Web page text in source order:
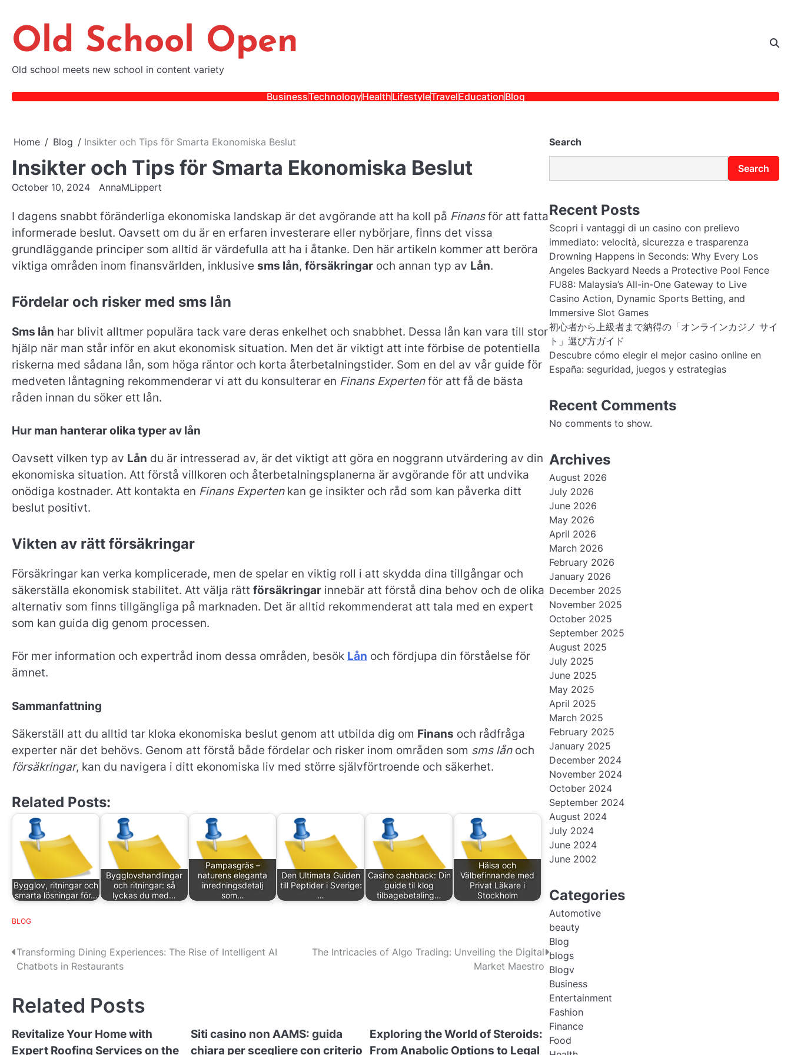
content
Old School Open
Old school meets new school in content variety
BusinessTechnologyHealthLifestyleTravelEducationBlog
Home Blog Insikter och Tips för Smarta Ekonomiska Beslut
Insikter och Tips för Smarta Ekonomiska Beslut
October 10, 2024 AnnaMLippert
I dagens snabbt föränderliga ekonomiska landskap är det avgörande att ha koll på Finansför att fatta
informerade beslut. Oavsett om du är en erfaren investerare eller nybörjare, finns det vissa
grundläggande principer som alltid är värdefulla att ha i åtanke. Den här artikeln kommer att beröra
viktiga områden inom finansvärlden, inklusive sms lån, försäkringar och annan typ av Lån.
Fördelar och risker med sms lån
Sms lån har blivit alltmer populära tack vare deras enkelhet och snabbhet. Dessa lån kan vara till stor
hjälp när man står inför en akut ekonomisk situation. Men det är viktigt att inte förbise de potentiella
riskerna med sådana lån, som höga räntor och korta återbetalningstider. Som en del av vår guide för
medveten låntagning rekommenderar vi att du konsulterar en Finans Expertenför att få de bästa
råden innan du söker ett lån.
Hur man hanterar olika typer av lån
Oavsett vilken typ av Lån du är intresserad av, är det viktigt att göra en noggrann utvärdering av din
ekonomiska situation. Att förstå villkoren och återbetalningsplanerna är avgörande för att undvika
onödiga kostnader. Att kontakta en Finans Expertenkan ge insikter och råd som kan påverka ditt
beslut positivt.
Vikten av rätt försäkringar
Försäkringar kan verka komplicerade, men de spelar en viktig roll i att skydda dina tillgångar och
säkerställa ekonomisk stabilitet. Att välja rätt försäkringar innebär att förstå dina behov och de olika
alternativ som finns tillgängliga på marknaden. Det är alltid rekommenderat att tala med en expert
som kan guida dig genom processen.
För mer information och expertråd inom dessa områden, besök Lån och fördjupa din förståelse för
ämnet.
Sammanfattning
Säkerställ att du alltid tar kloka ekonomiska beslut genom att utbilda dig om Finans och rådfråga
experter när det behövs. Genom att förstå både fördelar och risker inom områden som sms lånoch
försäkringar, kan du navigera i ditt ekonomiska liv med större självförtroende och säkerhet.
Related Posts:
Bygglov, ritningar och
smarta lösningar för…
Bygglovshandlingar
och ritningar: så
lyckas du med…
Pampasgräs –
naturens eleganta
inredningsdetalj
som…
Den Ultimata Guiden
till Peptider i Sverige:
…
Casino cashback: Din
guide til klog
tilbagebetaling…
Hälsa och
Välbefinnande med
Privat Läkare i
Stockholm
BLOG
P
s
t
n
Transforming Dining Experiences: The Rise of Intelligent AI
Chatbots in Restaurants
The Intricacies of Algo Trading: Unveiling the Digital
Market Maestro
Related Posts
Revitalize Your Home with
Expert Roofing Services on the
Siti casino non AAMS: guida
chiara per scegliere con criterio
Exploring the World of Steroids:
From Anabolic Options to Legal
Search
Search
Recent Posts
Scopri i vantaggi di un casino con prelievo
immediato: velocità, sicurezza e trasparenza
Drowning Happens in Seconds: Why Every Los
Angeles Backyard Needs a Protective Pool Fence
FU88: Malaysia’s All-in-One Gateway to Live
Casino Action, Dynamic Sports Betting, and
Immersive Slot Games
初心者から上級者まで納得の「オンラインカジノ サイ
ト」選び方ガイド
Descubre cómo elegir el mejor casino online en
España: seguridad, juegos y estrategias
Recent Comments
No comments to show.
Archives
August 2026
July 2026
June 2026
May 2026
April 2026
March 2026
February 2026
January 2026
December 2025
November 2025
October 2025
September 2025
August 2025
July 2025
June 2025
May 2025
April 2025
March 2025
February 2025
January 2025
December 2024
November 2024
October 2024
September 2024
August 2024
July 2024
June 2024
June 2002
Categories
Automotive
beauty
Blog
blogs
Blogv
Business
Entertainment
Fashion
Finance
Food